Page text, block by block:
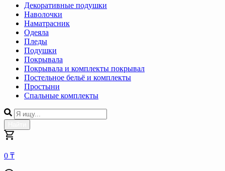
Декоративные подушки
Наволочки
Наматрасник
Одеяла
Пледы
Подушки
Покрывала
Покрывала и комплекты покрывал
Постельное бельё и комплекты
Простыни
Спальные комплекты
0 ₸